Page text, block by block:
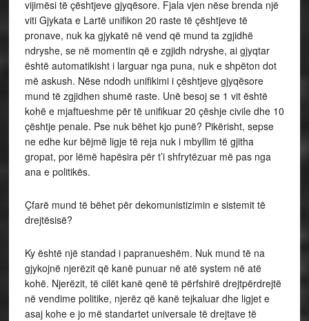
vijimësi të çështjeve gjyqësore. Fjala vjen nëse brenda një
viti Gjykata e Lartë unifikon 20 raste të çështjeve të
pronave, nuk ka gjykatë në vend që mund ta zgjidhë
ndryshe, se në momentin që e zgjidh ndryshe, ai gjyqtar
është automatikisht i larguar nga puna, nuk e shpëton dot
më askush. Nëse ndodh unifikimi i çështjeve gjyqësore
mund të zgjidhen shumë raste. Unë besoj se 1 vit është
kohë e mjaftueshme për të unifikuar 20 çëshje civile dhe 10
çështje penale. Pse nuk bëhet kjo punë? Pikërisht, sepse
ne edhe kur bëjmë ligje të reja nuk i mbyllim të gjitha
gropat, por lëmë hapësira për t’i shfrytëzuar më pas nga
ana e politikës.
Çfarë mund të bëhet për dekomunistizimin e sistemit të
drejtësisë?
Ky është një standad i papranueshëm. Nuk mund të na
gjykojnë njerëzit që kanë punuar në atë system në atë
kohë. Njerëzit, të cilët kanë qenë të përfshirë drejtpërdrejtë
në vendime politike, njerëz që kanë tejkaluar dhe ligjet e
asaj kohe e jo më standartet universale të drejtave të